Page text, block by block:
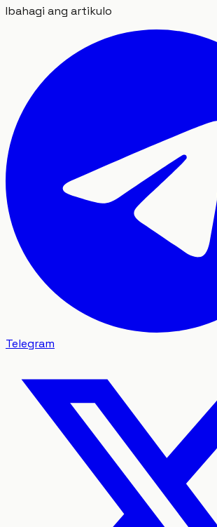
Ibahagi ang artikulo
Telegram